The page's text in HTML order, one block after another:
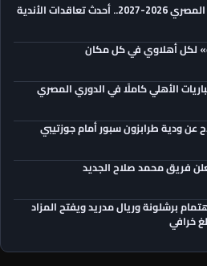
تعاقدات الأندية
لكل أهلاوي في كل مكان
الأهلي كاملًا في الدوري المصري
عن ودية طرابزون سبور أمام جوزتيبي
فريق محمد صلاح الجديد
برشلونة وريال مدريد ويفتح المزاد
خرافي